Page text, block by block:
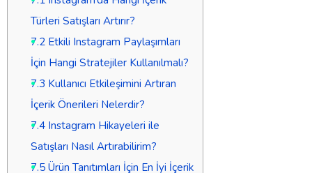
Türleri Satışları Artırır?
7.2Etkili Instagram Paylaşımları
İçin Hangi Stratejiler Kullanılmalı?
7.3 Kullanıcı Etkileşimini Artıran
İçerik Önerileri Nelerdir?
7.4Instagram Hikayeleri ile
Satışları Nasıl Artırabilirim?
7.5Ürün Tanıtımları İçin En İyi İçerik